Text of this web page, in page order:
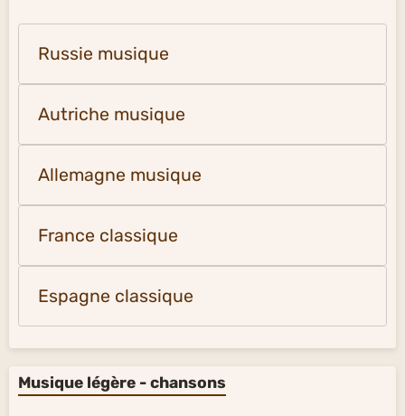
Russie musique
Autriche musique
Allemagne musique
France classique
Espagne classique
Musique légère - chansons